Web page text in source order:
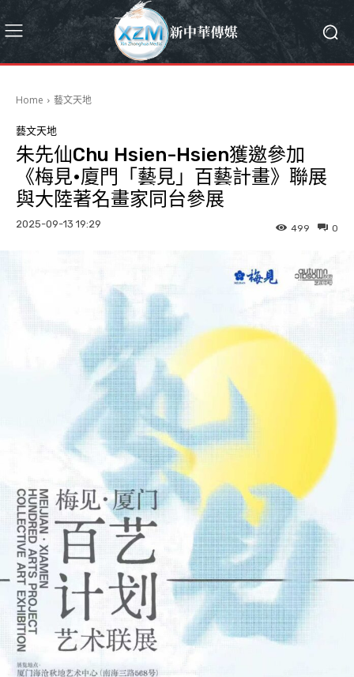
Home 藝文天地
藝文天地
朱先仙Chu Hsien-Hsien獲邀參加
《梅見•廈門「藝見」百藝計畫》聯展
與大陸著名畫家同台參展
2025-09-13 19:29 0
499